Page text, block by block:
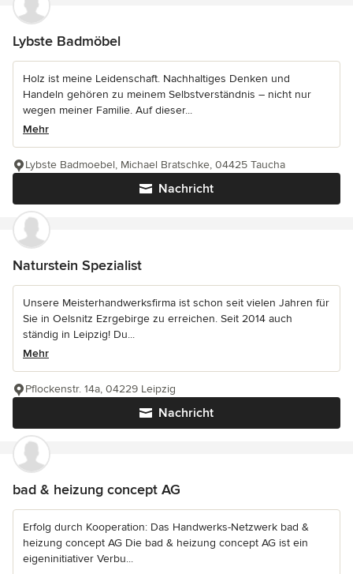
Lybste Badmöbel
Holz ist meine Leidenschaft. Nachhaltiges Denken und
Handeln gehören zu meinem Selbstverständnis – nicht nur
wegen meiner Familie. Auf dieser...
Mehr
Nachricht
Lybste Badmoebel, Michael Bratschke, 04425 Taucha
Naturstein Spezialist
Unsere Meisterhandwerksfirma ist schon seit vielen Jahren für
Sie in Oelsnitz Ezrgebirge zu erreichen. Seit 2014 auch
ständig in Leipzig! Du...
Mehr
Nachricht
Pflockenstr. 14a, 04229 Leipzig
bad & heizung concept AG
Erfolg durch Kooperation: Das Handwerks-Netzwerk bad &
heizung concept AG Die bad & heizung concept AG ist ein
eigeninitiativer Verbu...